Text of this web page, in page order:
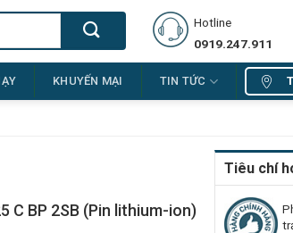
Hotline
0919.247.911
KHUYẾN MẠI TIN TỨC
Tiêu chí
C BP 2SB (Pin lithium-ion)